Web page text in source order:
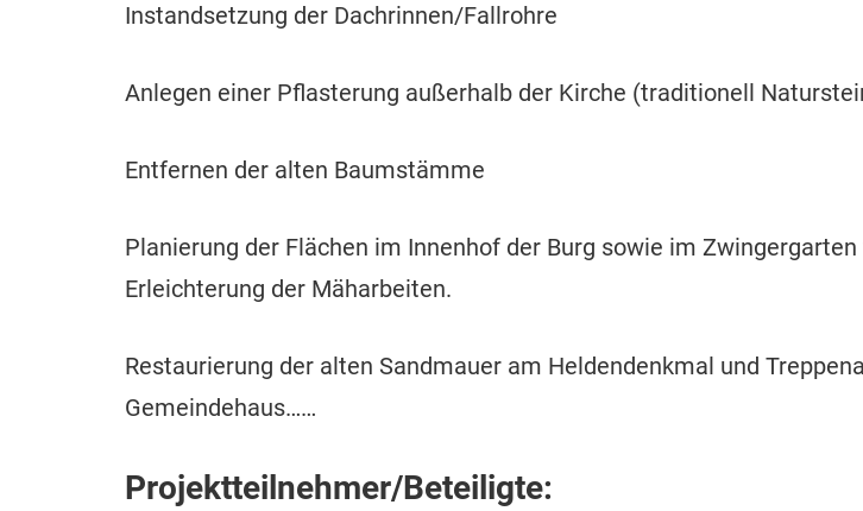
Instandsetzung der Dachrinnen/Fallrohre
Anlegen einer Pflasterung außerhalb der Kirche (traditionell
Entfernen der alten Baumstämme
Planierung der Flächen im Innenhof der Burg sowie im
Erleichterung der Mäharbeiten.
Restaurierung der alten Sandmauer am Heldendenkmal und
Gemeindehaus……
Projektteilnehmer/Beteiligte: